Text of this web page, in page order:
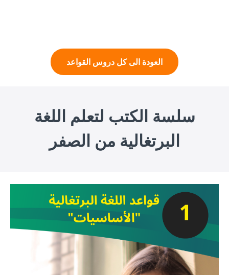
العودة الى كل دروس القواعد
سلسة الكتب لتعلم اللغة
البرتغالية من الصفر